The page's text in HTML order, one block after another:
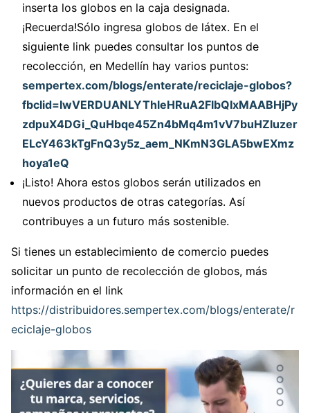
inserta los globos en la caja designada.
¡Recuerda!Sólo ingresa globos de látex. En el
siguiente link puedes consultar los puntos de
recolección, en Medellín hay varios puntos:
sempertex.com/blogs/enterate/reciclaje-globos?
fbclid=IwVERDUANLYThleHRuA2FlbQIxMAABHjPy
zdpuX4DGi_QuHbqe45Zn4bMq4m1vV7buHZluzer
ELcY463kTgFnQ3y5z_aem_NKmN3GLA5bwEXmz
hoya1eQ
¡Listo! Ahora estos globos serán utilizados en
nuevos productos de otras categorías. Así
contribuyes a un futuro más sostenible.
Si tienes un establecimiento de comercio puedes
solicitar un punto de recolección de globos, más
información en el link
https://distribuidores.sempertex.com/blogs/enterate/r
eciclaje-globos